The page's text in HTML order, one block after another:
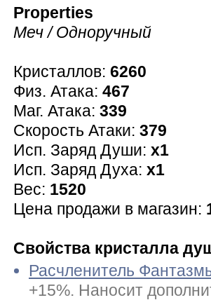
Properties
Меч / Одноручный
Кристаллов: 6260
Физ. Атака: 467
Маг. Атака: 339
Скорость Атаки: 379
Исп. Заряд Души: x1
Исп. Заряд Духа: x1
Вес: 1520
Цена продажи в магазин:
Свойства кристалла
Расчленитель
+15%. Наносит